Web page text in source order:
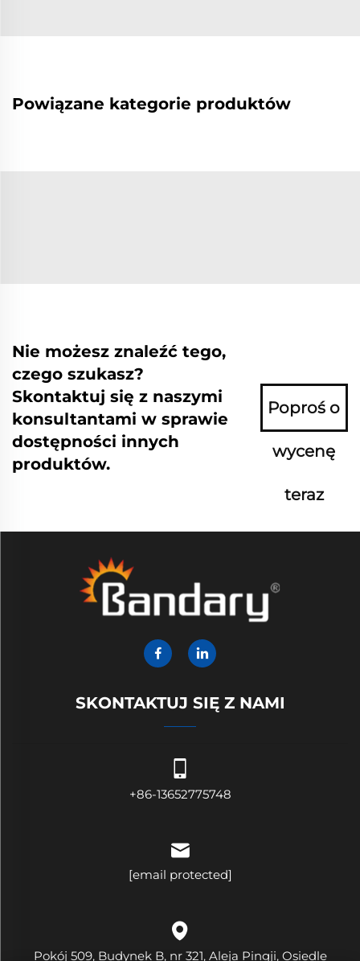
Powiązane kategorie produktów
Nie możesz znaleźć tego,
czego szukasz?
Skontaktuj się z naszymi
konsultantami w sprawie
dostępności innych
produktów.
Poproś o
wycenę
teraz
SKONTAKTUJ SIĘ Z NAMI
+86-13652775748
[email protected]
Pokój 509, Budynek B, nr 321, Aleja Pingji, Osiedle